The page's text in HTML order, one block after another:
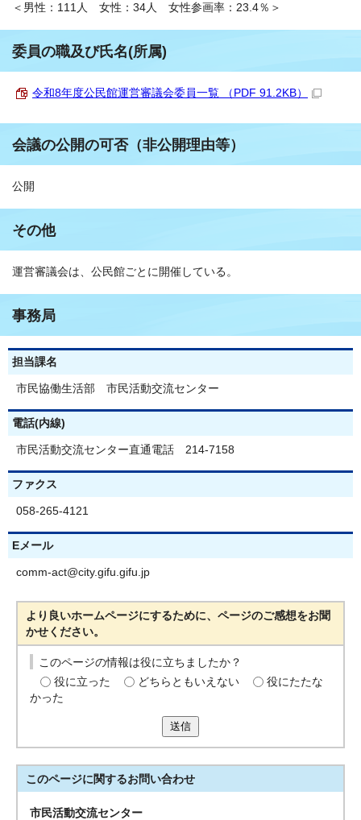
＜男性：111人 女性：34人 女性参画率：23.4％＞
委員の職及び氏名(所属)
令和8年度公民館運営審議会委員一覧 （PDF 91.2KB）
会議の公開の可否（非公開理由等）
公開
その他
運営審議会は、公民館ごとに開催している。
事務局
担当課名
市民協働生活部 市民活動交流センター
電話(内線)
市民活動交流センター直通電話 214-7158
ファクス
058-265-4121
Eメール
comm-act@city.gifu.gifu.jp
より良いホームページにするために、ページのご感想をお聞
かせください。
このページの情報は役に立ちましたか？
役に立った
どちらともいえない
役にたたな
かった
送信
このページに関するお問い合わせ
市民活動交流センター